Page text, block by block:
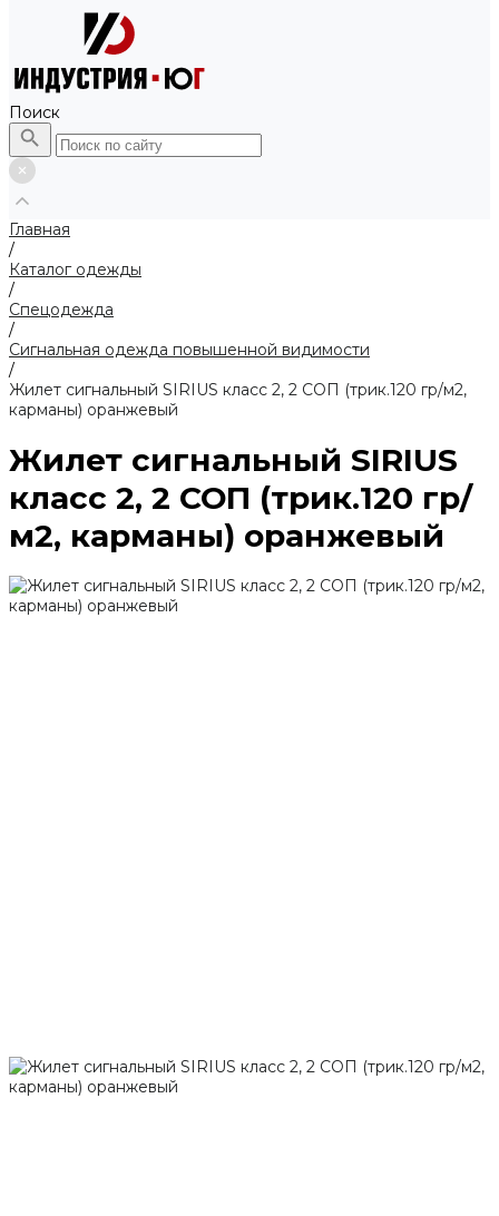
Поиск
Главная
/
Каталог одежды
/
Спецодежда
/
Сигнальная одежда повышенной видимости
/
Жилет сигнальный SIRIUS класс 2, 2 СОП (трик.120 гр/м2,
карманы) оранжевый
Жилет сигнальный SIRIUS
класс 2, 2 СОП (трик.120 гр/
м2, карманы) оранжевый